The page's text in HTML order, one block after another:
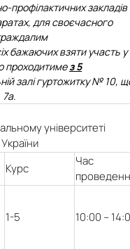
профілактичних закладів
для своєчасного
бажаючих взяти участь у
проходитимез 5
залі гуртожитку № 10,
університеті
Курс
Час
1-5 10:00 –